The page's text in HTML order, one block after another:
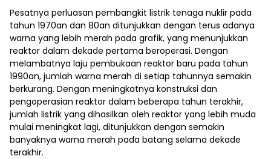
Pesatnya perluasan pembangkit listrik tenaga nuklir pada
tahun 1970an dan 80an ditunjukkan dengan terus adanya
warna yang lebih merah pada grafik, yang menunjukkan
reaktor dalam dekade pertama beroperasi. Dengan
melambatnya laju pembukaan reaktor baru pada tahun
1990an, jumlah warna merah di setiap tahunnya semakin
berkurang. Dengan meningkatnya konstruksi dan
pengoperasian reaktor dalam beberapa tahun terakhir,
jumlah listrik yang dihasilkan oleh reaktor yang lebih muda
mulai meningkat lagi, ditunjukkan dengan semakin
banyaknya warna merah pada batang selama dekade
terakhir.